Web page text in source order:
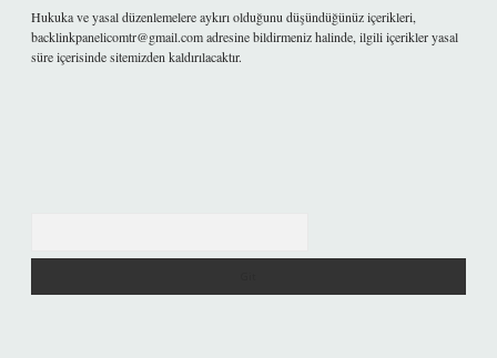
Hukuka ve yasal düzenlemelere aykırı olduğunu düşündüğünüz içerikleri,
backlinkpanelicomtr@gmail.comadresine bildirmeniz halinde, ilgili içerikler yasal
süre içerisinde sitemizden kaldırılacaktır.